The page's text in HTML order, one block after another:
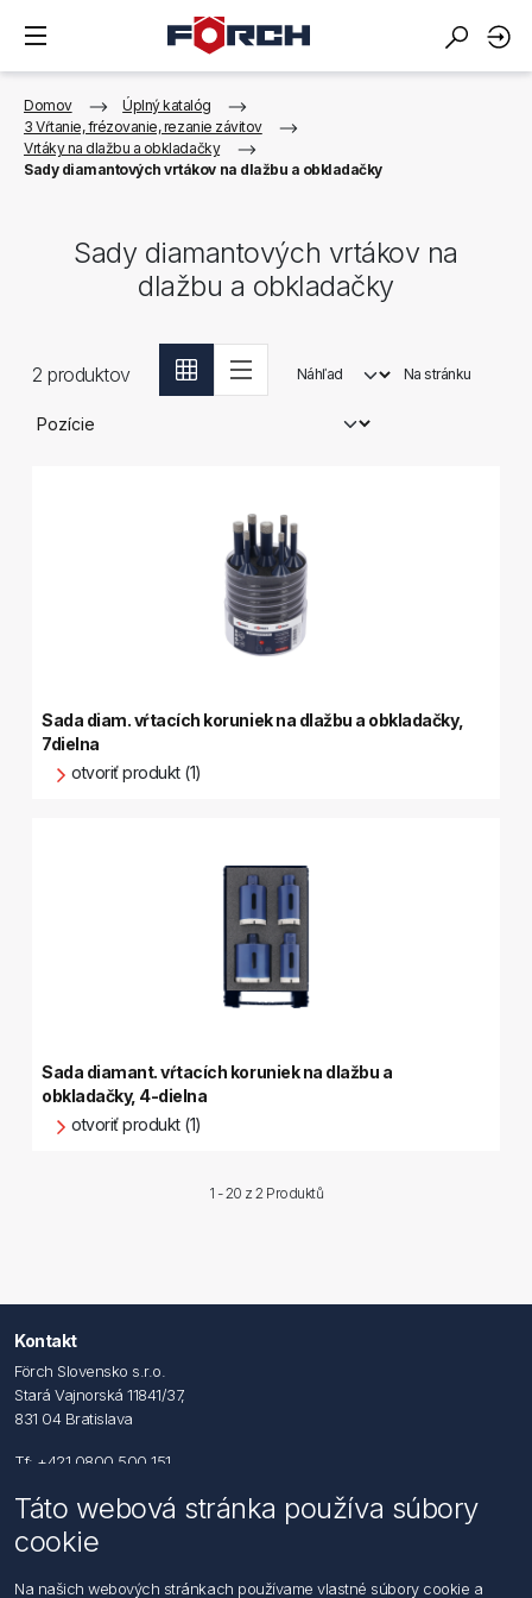
Domov
Úplný katalóg
3 Vŕtanie, frézovanie, rezanie závitov
Vrtáky na dlažbu a obkladačky
Sady diamantových vrtákov na dlažbu a obkladačky
Sady diamantových vrtákov na
dlažbu a obkladačky
2 produktov Náhľad Na stránku
Sada diam. vŕtacích koruniek na dlažbu a obkladačky,
7dielna
otvoriť produkt (1)
Sada diamant. vŕtacích koruniek na dlažbu a
obkladačky, 4-dielna
otvoriť produkt (1)
1 - 20 z2 Produktů
Kontakt
Förch Slovensko s.r.o.
Stará Vajnorská 11841/37,
831 04 Bratislava
Tf: +421 0800 500 151
Email: office@foerch.sk
Kontaktujte nás
Táto webová stránka používa súbory
cookie
Na našich webových stránkach používame vlastné súbory cookie a